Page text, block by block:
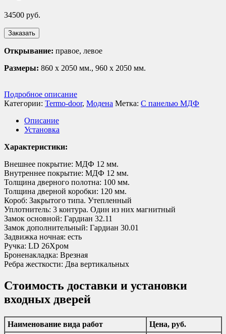
34500 руб.
Заказать
Открывание: правое, левое
Размеры: 860 х 2050 мм., 960 х 2050 мм.
Подробное описание
Категории: Termo-door, Модена Метка: С панелью МДФ
Описание
Установка
Характеристики:
Внешнее покрытие: МДФ 12 мм.
Внутреннее покрытие: МДФ 12 мм.
Толщина дверного полотна: 100 мм.
Толщина дверной коробки: 120 мм.
Короб: Закрытого типа. Утепленный
Уплотнитель: 3 контура. Один из них магнитный
Замок основной: Гардиан 32.11
Замок дополнительный: Гардиан 30.01
Задвижка ночная: есть
Ручка: LD 26Хром
Броненакладка: Врезная
Ребра жесткости: Два вертикальных
Стоимость доставки и установки
входных дверей
Наименование вида работ
Цена, руб.